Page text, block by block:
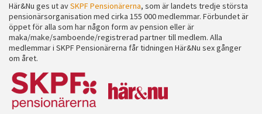
Här&Nu ges ut avSKPF Pensionärerna, som är landets tredje största
pensionärsorganisation med cirka 155 000 medlemmar. Förbundet är
öppet för alla som har någon form av pension eller är
maka/make/samboende/registrerad partner till medlem. Alla
medlemmar i SKPF Pensionärerna får tidningen Här&Nu sex gånger
om året.